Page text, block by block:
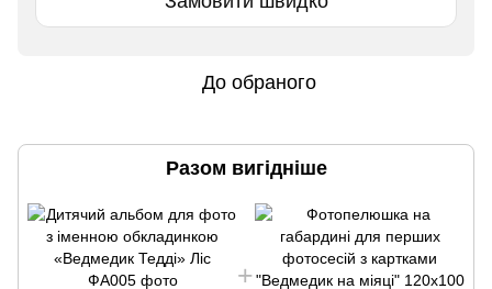
До обраного
Разом вигідніше